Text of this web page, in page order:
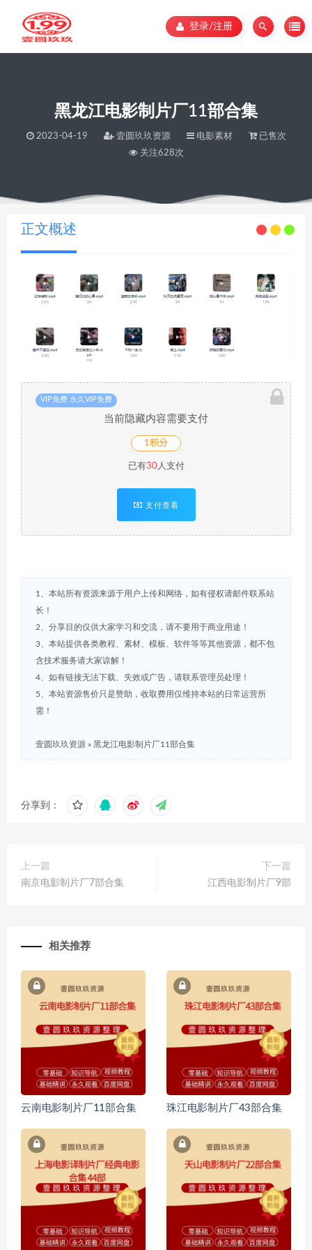
登录/注册
黑龙江电影制片厂11部合集
2023-04-19 壹圆玖玖资源 电影素材
已售次
关注628次
当前位置： 壹圆玖玖资源 黑龙江电影制片厂11部合集
正文概述
VIP免费 永久VIP免费
当前隐藏内容需要支付
1积分
已有30人支付
支付查看
1、本站所有资源来源于用户上传和网络，如有侵权请邮件联系站
长！
2、分享目的仅供大家学习和交流，请不要用于商业用途！
3、本站提供各类教程、素材、模板、软件等等其他资源，都不包
含技术服务请大家谅解！
4、如有链接无法下载、失效或广告，请联系管理员处理！
5、本站资源售价只是赞助，收取费用仅维持本站的日常运营所
需！
壹圆玖玖资源 » 黑龙江电影制片厂11部合集
分享到：
上一篇
南京电影制片厂7部合集
下一篇
江西电影制片厂9部
相关推荐
云南电影制片厂11部合集 珠江电影制片厂43部合集